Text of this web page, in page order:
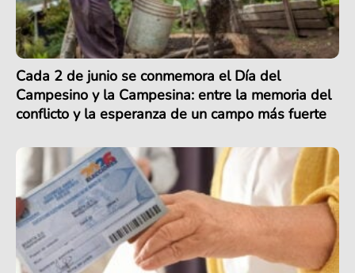
Cada 2 de junio se conmemora el Día del
Campesino y la Campesina: entre la memoria del
conflicto y la esperanza de un campo más fuerte